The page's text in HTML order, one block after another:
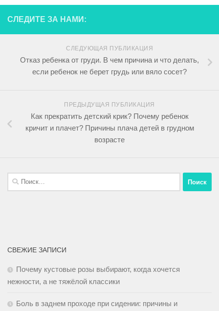
СЛЕДИТЕ ЗА НАМИ:
СЛЕДУЮЩАЯ ПУБЛИКАЦИЯ
Отказ ребенка от груди. В чем причина и что делать,
если ребенок не берет грудь или вяло сосет?
ПРЕДЫДУЩАЯ ПУБЛИКАЦИЯ
Как прекратить детский крик? Почему ребенок
кричит и плачет? Причины плача детей в грудном
возрасте
СВЕЖИЕ ЗАПИСИ
Почему кустовые розы выбирают, когда хочется
нежности, а не тяжёлой классики
Боль в заднем проходе при сидении: причины и